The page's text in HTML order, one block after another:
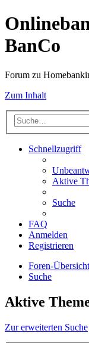
BanCo
Forum zu
Zum Inhalt
Schnellzugriff
Aktive
Suche
FAQ
Anmelden
Registrieren
Foren-Übersicht
Suche
Aktive
Zur erweiterten Suche